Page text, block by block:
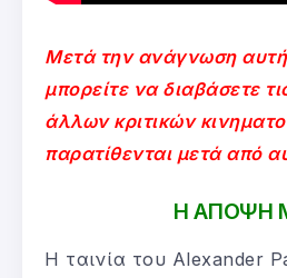
Μετά την ανάγνωση
μπορείτε να διαβάσετε
άλλων κριτικών
παρατίθενται μετά από
Η ΑΠΟΨΗ
Η ταινία του Alexander